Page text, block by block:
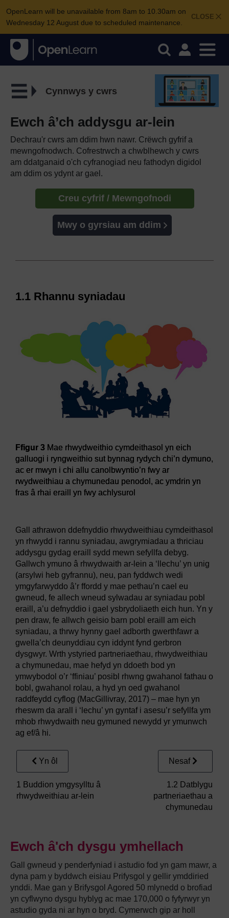
CLOSE
OpenLearn will be unavailable from 8am to 10.30am on
Wednesday 12 August due to scheduled maintenance.
Cynnwys y cwrs
Ewch â’ch addysgu ar-lein
Dechrau'r cwrs am ddim hwn nawr. Crëwch gyfrif a
mewngofnodwch. Cofrestrwch a chwblhewch y cwrs
am ddatganaid o'ch cyfranogiad neu fathodyn digidol
am ddim os ydynt ar gael.
Creu cyfrif / Mewngofnodi
Mwy o gyrsiau am ddim
1.1 Rhannu syniadau
Ffigur 3 Mae rhwydweithio cymdeithasol yn eich
galluogi i ryngweithio sut bynnag rydych chi’n dymuno,
ac er mwyn i chi allu canolbwyntio’n fwy ar
rwydweithiau a chymunedau penodol, ac ymdrin yn
fras â rhai eraill yn fwy achlysurol
Gall athrawon ddefnyddio rhwydweithiau cymdeithasol
yn rhwydd i rannu syniadau, awgrymiadau a thriciau
addysgu gydag eraill sydd mewn sefyllfa debyg.
Gallwch ymuno â rhwydwaith ar-lein a ‘llechu’ yn unig
(arsylwi heb gyfrannu), neu, pan fyddwch wedi
ymgyfarwyddo â’r ffordd y mae pethau’n cael eu
gwneud, fe allech wneud sylwadau ar syniadau pobl
eraill, a’u defnyddio i gael ysbrydoliaeth eich hun. Yn y
pen draw, fe allwch geisio barn pobl eraill am eich
syniadau, a thrwy hynny gael adborth gwerthfawr a
gwella’ch deunyddiau cyn iddynt fynd gerbron
dysgwyr. Wrth ystyried partneriaethau, rhwydweithiau
a chymunedau, mae hefyd yn ddoeth bod yn
ymwybodol o’r ‘ffiniau’ posibl rhwng gwahanol fathau o
bobl, gwahanol rolau, a hyd yn oed gwahanol
raddfeydd cyflog (MacGillivray, 2017) – mae hyn yn
rheswm da arall i ‘lechu’ yn gyntaf i asesu’r sefyllfa ym
mhob rhwydwaith neu gymuned newydd yr ymunwch
ag ef/â hi.
Yn ôl
1 Buddion ymgysylltu â
rhwydweithiau ar-lein
Nesaf
1.2 Datblygu
partneriaethau a
chymunedau
Ewch â'ch dysgu ymhellach
Gall gwneud y penderfyniad i astudio fod yn gam mawr, a
dyna pam y byddwch eisiau Prifysgol y gellir ymddiried
ynddi. Mae gan y Brifysgol Agored 50 mlynedd o brofiad
yn cyflwyno dysgu hyblyg ac mae 170,000 o fyfyrwyr yn
astudio gyda ni ar hyn o bryd. Cymerwch gip ar holl